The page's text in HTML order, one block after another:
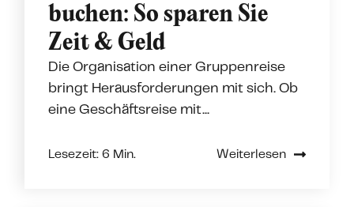
buchen: So sparen Sie
Zeit & Geld
Die Organisation einer Gruppenreise
bringt Herausforderungen mit sich. Ob
eine Geschäftsreise mit...
Lesezeit: 6 Min. Weiterlesen